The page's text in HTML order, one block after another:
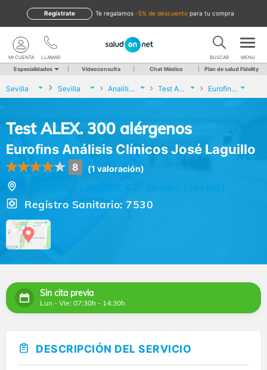
te regalamos -5% de descuento para tu compra
Regístrate
LLAMAR
MI CUENTA BUSCAR MENU
Especialidades Videoconsulta Chat Médico Plan de salud Fidelity
Sevilla Sevilla Analíticas y Genética Test ALEX. 300 alérgenos Eurofins Análisis Clínicos José Laguillo
Test ALEX. 300 alérgenos
Eurofins Análisis Clínicos José Laguillo
8 (1 valoración)
Calle José Laguillo, 27, Sevilla (Sevilla)
Registro Sanitario: 7530
Sin cita previa
Lun - Vie: 07:30h - 14:30h
DESCRIPCIÓN DEL SERVICIO